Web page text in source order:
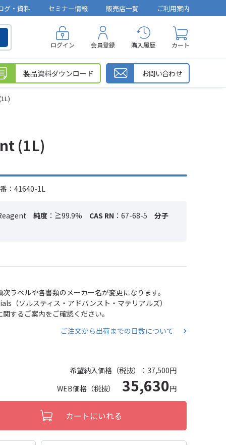
グ・資料 セミナー情報 販売店一覧 ご利用案内
ログイン 会員登録 購入履歴 カート
製品資料ダウンロード お問い合わせ
(1L)
：41640-1L
純度 ：≧99.9% CAS RN ：67-68-5 分子
ラベルや各書類のメーカー名が変更になります。
（ソルスティス・アドバンスト・マテリアルズ）
するご案内をご確認ください。
ご注文から出荷までの日数について
希望納入価格（税抜）： 37,500円
WEB価格（税抜） 35,630円
カートにいれる